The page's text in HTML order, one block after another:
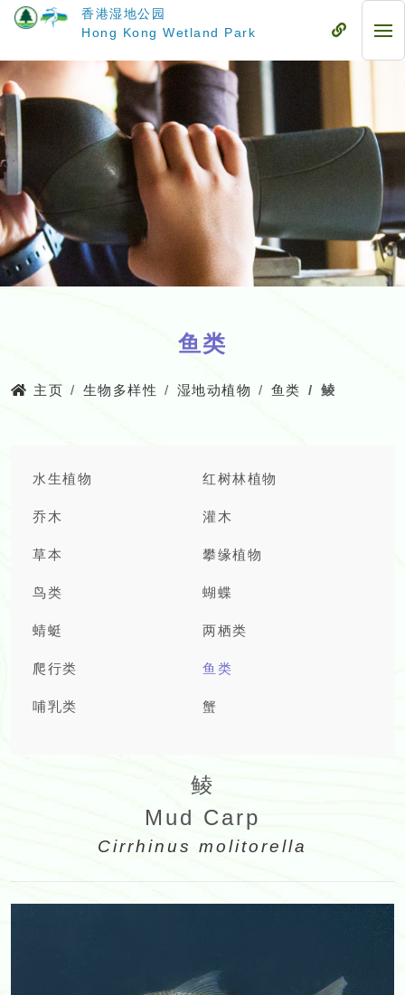
要
内
容
香港湿地公园
Hong Kong Wetland Park
流
流
动
鱼类
主页 生物多样性 湿地动植物 鱼类 鲮
水生植物 红树林植物
乔木 灌木
草本 攀缘植物
鸟类 蝴蝶
蜻蜓 两栖类
爬行类 鱼类
哺乳类 蟹
鲮
Mud Carp
Cirrhinus molitorella